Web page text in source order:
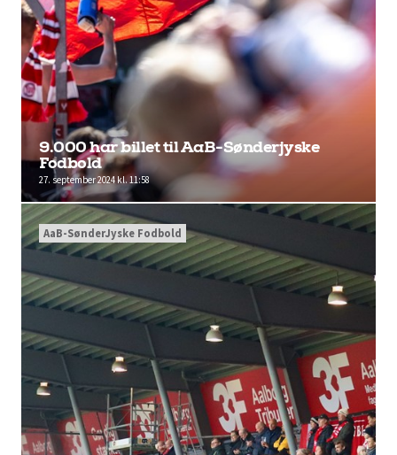
9.000 har billet til AaB-Sønderjyske
Fodbold
27. september 2024 kl. 11:58
AaB-SønderJyske Fodbold